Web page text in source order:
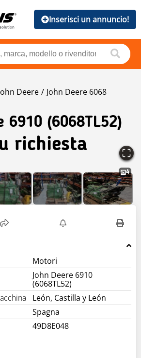
Inserisci un annuncio!
Deere John Deere 6068
6910 (6068TL52)
richiesta
4
Motori
John Deere 6910
(6068TL52)
León, Castilla y León
Spagna
49D8E048